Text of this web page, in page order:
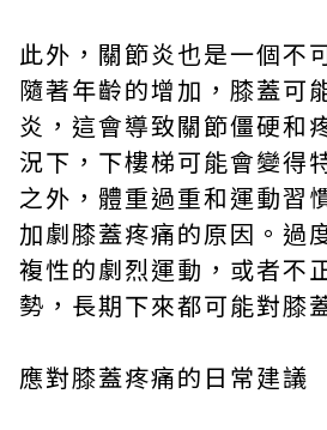
此外，關節炎也是一個不
隨著年齡的增加，膝蓋可
炎，這會導致關節僵硬和
況下，下樓梯可能會變得
之外，體重過重和運動習
加劇膝蓋疼痛的原因。過
複性的劇烈運動，或者不
勢，長期下來都可能對膝
應對膝蓋疼痛的日常建議